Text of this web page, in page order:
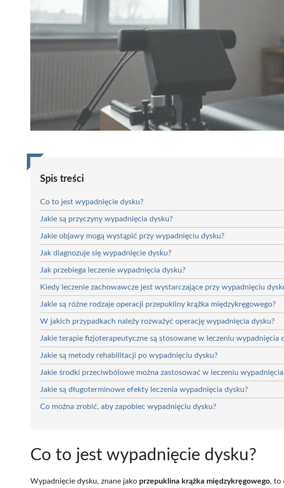
Spis treści
Co to jest wypadnięcie dysku?
Jakie są przyczyny wypadnięcia dysku?
Jakie objawy mogą wystąpić przy wypadnięciu dysku?
Jak diagnozuje się wypadnięcie dysku?
Jak przebiega leczenie wypadnięcia dysku?
Kiedy leczenie zachowawcze jest wystarczające przy wypadnięciu
Jakie są różne rodzaje operacji przepukliny krążka międzykręgowego?
W jakich przypadkach należy rozważyć operację wypadnięcia dysku?
Jakie terapie fizjoterapeutyczne są stosowane w leczeniu wypadnięcia
Jakie są metody rehabilitacji po wypadnięciu dysku?
Jakie środki przeciwbólowe można zastosować w leczeniu
Jakie są długoterminowe efekty leczenia wypadnięcia dysku?
Co można zrobić, aby zapobiec wypadnięciu dysku?
Co to jest wypadnięcie dysku?
Wypadnięcie dysku, znane jako przepuklina krążka międzykręgowego, to